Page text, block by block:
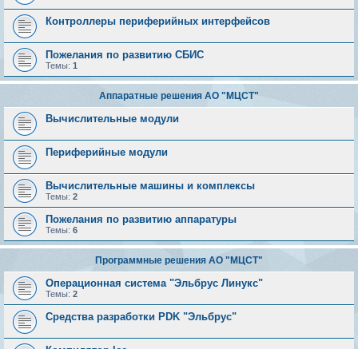
Контроллеры периферийных интерфейсов
Пожелания по развитию СБИС
Темы: 1
Аппаратные решения АО "МЦСТ"
Вычислительные модули
Периферийные модули
Вычислительные машины и комплексы
Темы: 2
Пожелания по развитию аппаратуры
Темы: 6
Программные решения АО "МЦСТ"
Операционная система "Эльбрус Линукс"
Темы: 2
Средства разработки PDK "Эльбрус"